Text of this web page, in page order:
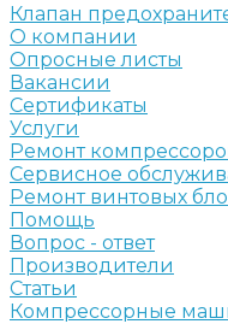
Клапан
О компании
Опросные листы
Вакансии
Сертификаты
Услуги
Ремонт
Сервисное
Ремонт винтовых
Помощь
Вопрос - ответ
Производители
Статьи
Компрессорные